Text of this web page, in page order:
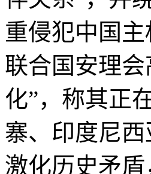
重侵犯中国
联合国安理
化”，称其正
寨、印度尼
激化历史矛